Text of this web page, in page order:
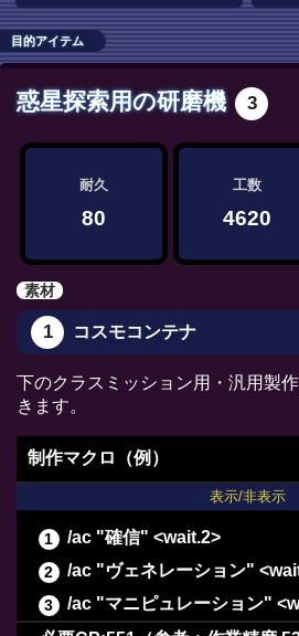
目的アイテム
惑星探索用の研磨機 3
耐久
80
工数
4620
素材
1 コスモコンテナ
下のクラスミッション用・汎用製
きます。
制作マクロ（例）
表示/非表示
/ac "確信" <wait.2>
/ac "ヴェネレーション"
/ac "マニピュレーション"